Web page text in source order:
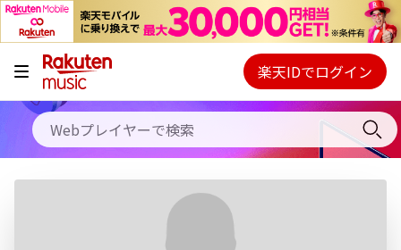
キャンペーン
料金プラン
使い方
Webプレイヤー
ご契約内容の確認・変更
楽天IDでログイン